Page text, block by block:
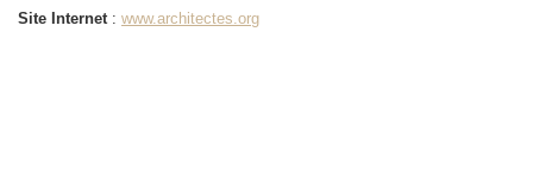
Site Internet: www.architectes.org